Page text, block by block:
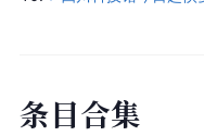
条目合集